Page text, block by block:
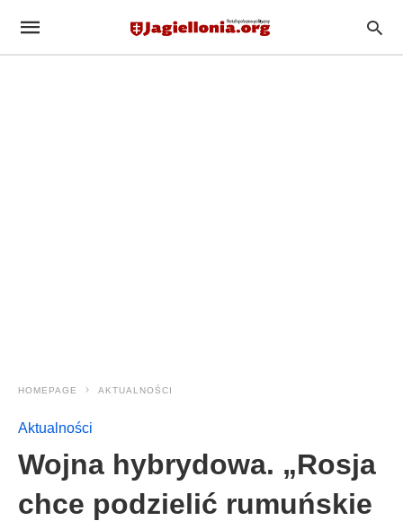
HOMEPAGE AKTUALNOŚCI
Aktualności
Wojna hybrydowa. „Rosja
chce podzielić rumuńskie